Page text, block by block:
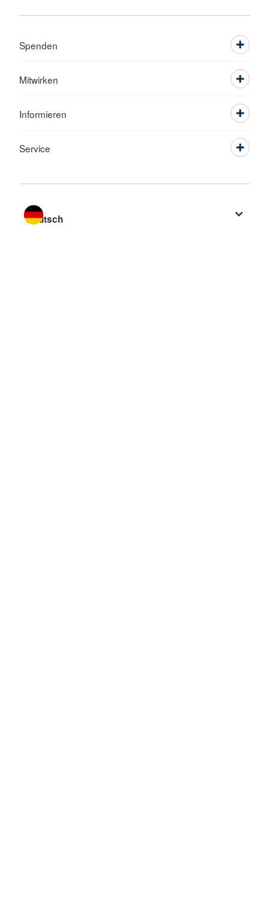
Spenden
Mitwirken
Informieren
Service
Sprache wechseln zu